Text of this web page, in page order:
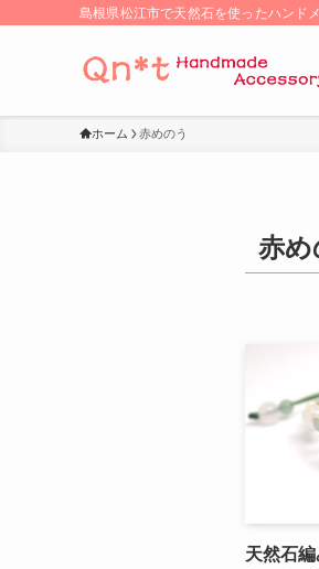
島根県松江市で天然石を使ったハンド
ホーム 赤めのう
赤め
天然石